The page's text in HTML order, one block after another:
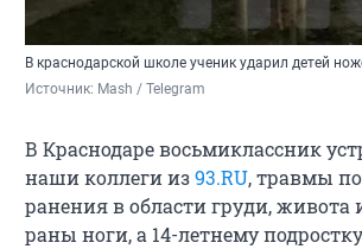
В краснодарской школе ученик ударил детей
Источник: Mash / Telegram
В Краснодаре восьмиклассник
наши коллеги из93.RU, травмы
ранения в области груди, живота
раны ноги, а 14-летнему